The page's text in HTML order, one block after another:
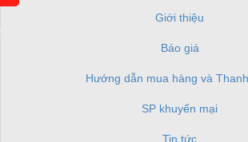
Giới thiệu
Báo giá
Hướng dẫn mua hàng và
SP khuyến mại
Tin tức